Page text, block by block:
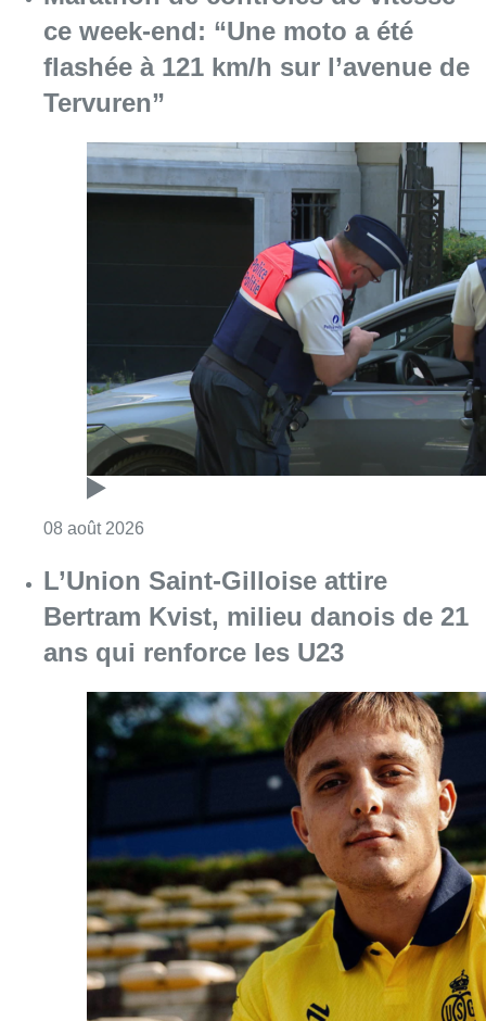
ce week-end: “Une moto a été
flashée à 121 km/h sur l’avenue de
Tervuren”
08 août 2026
L’Union Saint-Gilloise attire
Bertram Kvist, milieu danois de 21
ans qui renforce les U23